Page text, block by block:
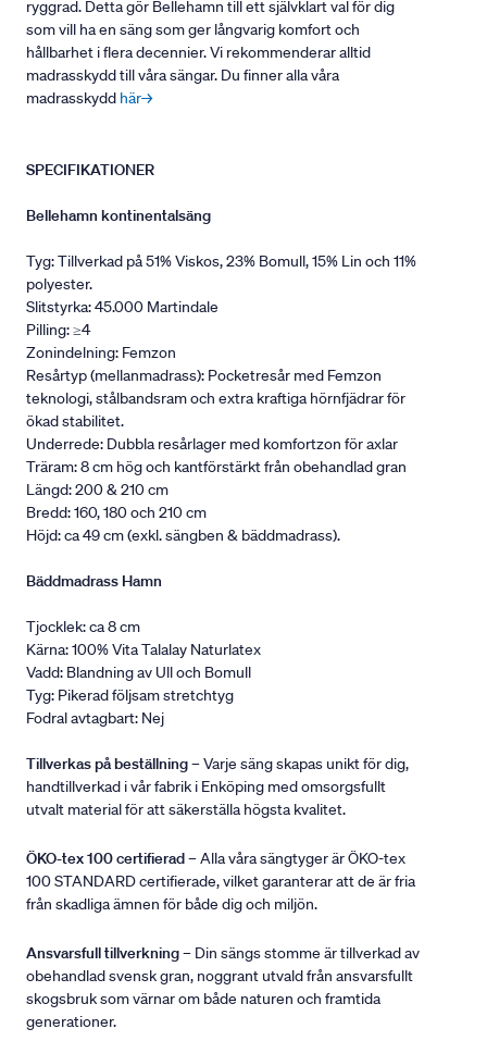
ryggrad. Detta gör Bellehamn till ett självklart val för dig
som vill ha en säng som ger långvarig komfort och
hållbarhet i flera decennier. Vi rekommenderar alltid
madrasskydd till våra sängar. Du finner alla våra
madrasskydd här→
SPECIFIKATIONER
Bellehamn kontinentalsäng
Tyg: Tillverkad på 51% Viskos, 23% Bomull, 15% Lin och 11%
polyester.
Slitstyrka: 45.000 Martindale
Pilling: ≥4
Zonindelning: Femzon
Resårtyp (mellanmadrass): Pocketresår med Femzon
teknologi, stålbandsram och extra kraftiga hörnfjädrar för
ökad stabilitet.
Underrede: Dubbla resårlager med komfortzon för axlar
Träram: 8 cm hög och kantförstärkt från obehandlad gran
Längd: 200 & 210 cm
Bredd: 160, 180 och 210 cm
Höjd: ca 49 cm (exkl. sängben & bäddmadrass).
Bäddmadrass Hamn
Tjocklek: ca 8 cm
Kärna: 100% Vita Talalay Naturlatex
Vadd: Blandning av Ull och Bomull
Tyg: Pikerad följsam stretchtyg
Fodral avtagbart: Nej
Tillverkas på beställning– Varje säng skapas unikt för dig,
handtillverkad i vår fabrik i Enköping med omsorgsfullt
utvalt material för att säkerställa högsta kvalitet.
ÖKO-tex 100 certifierad– Alla våra sängtyger är ÖKO-tex
100 STANDARD certifierade, vilket garanterar att de är fria
från skadliga ämnen för både dig och miljön.
Ansvarsfull tillverkning– Din sängs stomme är tillverkad av
obehandlad svensk gran, noggrant utvald från ansvarsfullt
skogsbruk som värnar om både naturen och framtida
generationer.